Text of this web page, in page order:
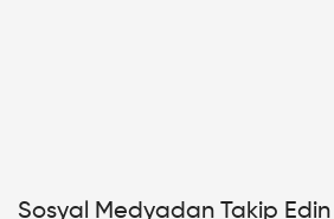
Sosyal Medyadan Takip Edin